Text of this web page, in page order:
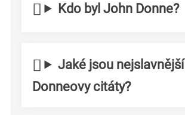
Kdo byl John Donne?
Jaké jsou nejslavnější
Donneovy citáty?